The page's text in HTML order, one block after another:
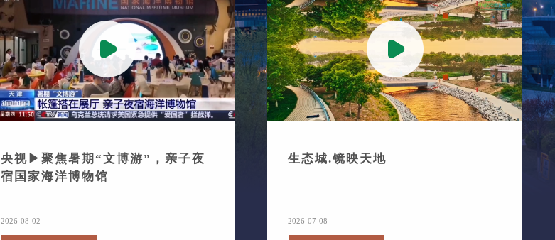
央视▶聚焦暑期“文博游”，亲子夜
宿国家海洋博物馆
2026-08-02
生态城.镜映天地
2026-07-08